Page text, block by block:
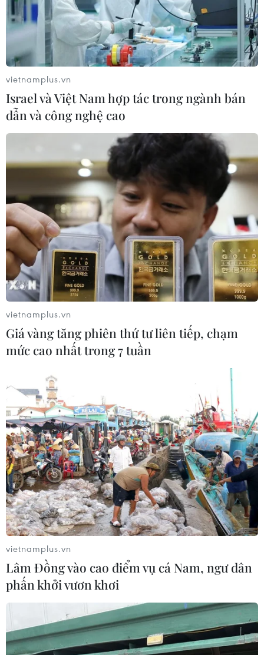
Bà Rịa-Vũng Tàu: Bệnh nhân chết não
hiến tạng cho 3 người khác
04/05/2021 13:55
Nam bệnh nhân T.H.P, sinh năm 1997, trú tại thôn 5, xã
Long Sơn, thành phố Vũng Tàu, bị tai nạn giao thông và
chết não, gia đình của anh P đã hiến tặng một số bộ
phận cơ thể của anh.
Bà Rịa-Vũng Tàu: Gia đình hiến tạng nam
thanh niên bị tai nạn
17/05/2021 02:32
Đây là trường hợp thứ hai hiến tạng trong tháng Năm
này và cũng là trường hợp thứ 3 hiến tạng tại Bà Rịa-
Vũng Tàu được phẫu thuật lấy tạng ở Bệnh viện Bà Rịa.
vietnamplus.vn
Israel và Việt Nam hợp tác trong ngành bán
dẫn và công nghệ cao
vietnamplus.vn
Giá vàng tăng phiên thứ tư liên tiếp, chạm
mức cao nhất trong 7 tuần
vietnamplus.vn
Lâm Đồng vào cao điểm vụ cá Nam, ngư dân
phấn khởi vươn khơi